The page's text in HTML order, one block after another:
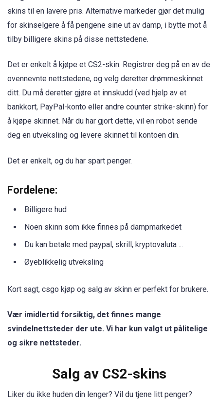
skins til en lavere pris. Alternative markeder gjør det mulig
for skinselgere å få pengene sine ut av damp, i bytte mot å
tilby billigere skins på disse nettstedene.
Det er enkelt å kjøpe et CS2-skin. Registrer deg på en av de
ovennevnte nettstedene, og velg deretter drømmeskinnet
ditt. Du må deretter gjøre et innskudd (ved hjelp av et
bankkort, PayPal-konto eller andre counter strike-skinn) for
å kjøpe skinnet. Når du har gjort dette, vil en robot sende
deg en utveksling og levere skinnet til kontoen din.
Det er enkelt, og du har spart penger.
Fordelene:
Billigere hud
Noen skinn som ikke finnes på dampmarkedet
Du kan betale med paypal, skrill, kryptovaluta ...
Øyeblikkelig utveksling
Kort sagt, csgo kjøp og salg av skinn er perfekt for brukere.
Vær imidlertid forsiktig, det finnes mange
svindelnettsteder der ute. Vi har kun valgt ut pålitelige
og sikre nettsteder.
Salg av CS2-skins
Liker du ikke huden din lenger? Vil du tjene litt penger?